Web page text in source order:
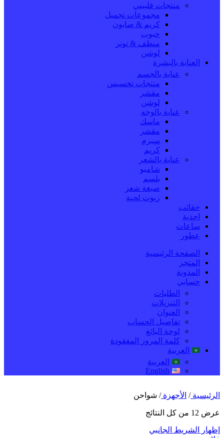
منتجات فلبيني
مجموعات تجميل
كريم & صابون
حبوب
منظف & تونر
لوشن
العناية بالبشرة
عناية بالجسم
منتجات تخسيس
مقشر
لوشن
عناية بالوجه
ماسك
مقشر
سيرم
كريم
عناية بالشعر
شامبو
بلسم
صبغة شعر
زيوت لحية
حقائب
احذية
ساعات
عطور
الصفحة الرئيسية
المتجر
المدونة
حسابي
الطلبات
التنزيلات
العنوان
تفاصيل الحساب
لوحة البائع
كلمة المرور المفقودة
العربية
العربية
English
الرئيسية/ الأجهزة/ شواحن
عرض ⁦12⁩ من كل النتائج
إظهار الشريط الجانبي